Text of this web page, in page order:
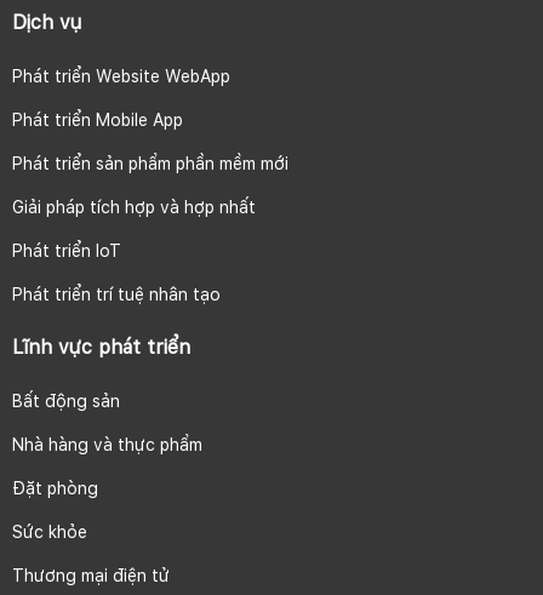
Dịch vụ
Phát triển Website WebApp
Phát triển Mobile App
Phát triển sản phẩm phần mềm mới
Giải pháp tích hợp và hợp nhất
Phát triển IoT
Phát triển trí tuệ nhân tạo
Lĩnh vực phát triển
Bất động sản
Nhà hàng và thực phẩm
Đặt phòng
Sức khỏe
Thương mại điện tử